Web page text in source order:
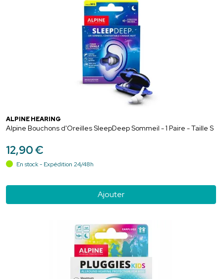
ALPINE HEARING
Alpine Bouchons d'Oreilles SleepDeep Sommeil - 1 Paire - Taille S
12,90€
En stock - Expédition 24/48h
Ajouter